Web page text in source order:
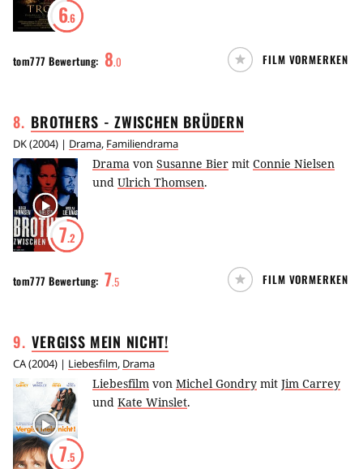
6.6
tom777 Bewertung: 8.0 FILM VORMERKEN
8. BROTHERS - ZWISCHEN BRÜDERN
DK(2004) | Drama, Familiendrama
7.2
Drama von Susanne Bier mit Connie Nielsen
und Ulrich Thomsen.
tom777 Bewertung: 7.5 FILM VORMERKEN
9. VERGISS MEIN NICHT!
CA(2004) | Liebesfilm, Drama
7.5
Liebesfilm von Michel Gondry mit Jim Carrey
und Kate Winslet.